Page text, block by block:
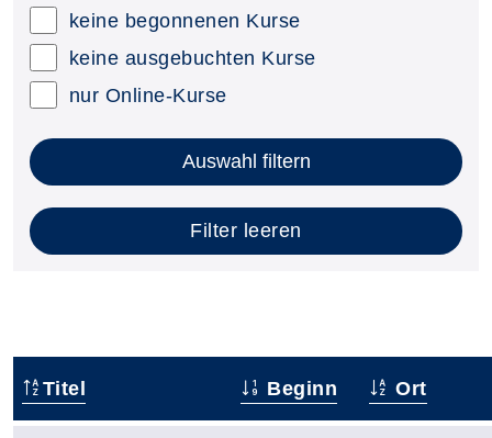
keine begonnenen Kurse
keine ausgebuchten Kurse
nur Online-Kurse
Auswahl filtern
Filter leeren
Titel Beginn Ort